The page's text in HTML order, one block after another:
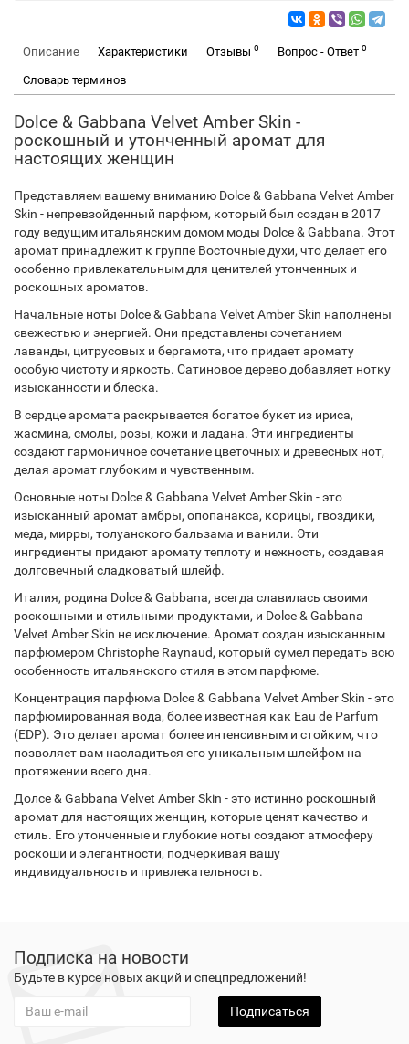
Описание Характеристики Отзывы 0 Вопрос - Ответ 0
Словарь терминов
Dolce & Gabbana Velvet Amber Skin -
роскошный и утонченный аромат для
настоящих женщин
Представляем вашему вниманию Dolce & Gabbana Velvet Amber
Skin - непревзойденный парфюм, который был создан в 2017
году ведущим итальянским домом моды Dolce & Gabbana. Этот
аромат принадлежит к группе Восточные духи, что делает его
особенно привлекательным для ценителей утонченных и
роскошных ароматов.
Начальные ноты Dolce & Gabbana Velvet Amber Skin наполнены
свежестью и энергией. Они представлены сочетанием
лаванды, цитрусовых и бергамота, что придает аромату
особую чистоту и яркость. Сатиновое дерево добавляет нотку
изысканности и блеска.
В сердце аромата раскрывается богатое букет из ириса,
жасмина, смолы, розы, кожи и ладана. Эти ингредиенты
создают гармоничное сочетание цветочных и древесных нот,
делая аромат глубоким и чувственным.
Основные ноты Dolce & Gabbana Velvet Amber Skin - это
изысканный аромат амбры, опопанакса, корицы, гвоздики,
меда, мирры, толуанского бальзама и ванили. Эти
ингредиенты придают аромату теплоту и нежность, создавая
долговечный сладковатый шлейф.
Италия, родина Dolce & Gabbana, всегда славилась своими
роскошными и стильными продуктами, и Dolce & Gabbana
Velvet Amber Skin не исключение. Аромат создан изысканным
парфюмером Christophe Raynaud, который сумел передать всю
особенность итальянского стиля в этом парфюме.
Концентрация парфюма Dolce & Gabbana Velvet Amber Skin - это
парфюмированная вода, более известная как Eau de Parfum
(EDP). Это делает аромат более интенсивным и стойким, что
позволяет вам насладиться его уникальным шлейфом на
протяжении всего дня.
Долce & Gabbana Velvet Amber Skin - это истинно роскошный
аромат для настоящих женщин, которые ценят качество и
стиль. Его утонченные и глубокие ноты создают атмосферу
роскоши и элегантности, подчеркивая вашу
индивидуальность и привлекательность.
Подписка на новости
Будьте в курсе новых акций и спецпредложений!
Подписаться